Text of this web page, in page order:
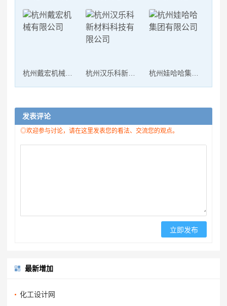
杭州戴宏机械有限公司 杭州汉乐科新材料科技有限公司 杭州娃哈哈集团有限公司
发表评论
◎欢迎参与讨论，请在这里发表您的看法、交流您的观点。
最新增加
化工设计网